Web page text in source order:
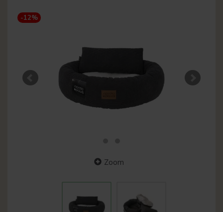
-12%
Zoom